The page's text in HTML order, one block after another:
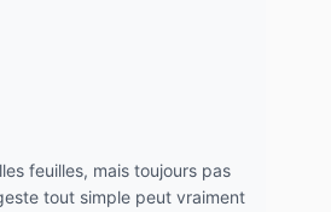
feuilles, mais toujours pas
tout simple peut vraiment